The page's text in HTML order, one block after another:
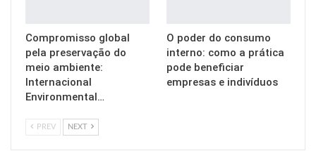
Compromisso global
pela preservação do
meio ambiente:
Internacional
Environmental…
O poder do consumo
interno: como a prática
pode beneficiar
empresas e indivíduos
PREV NEXT